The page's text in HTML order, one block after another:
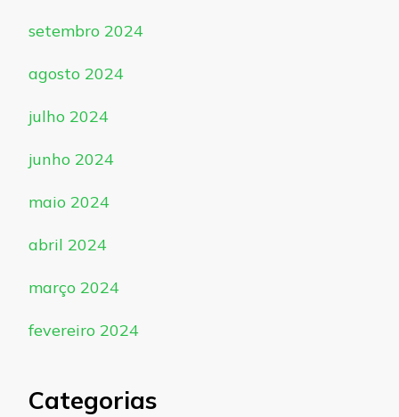
setembro 2024
agosto 2024
julho 2024
junho 2024
maio 2024
abril 2024
março 2024
fevereiro 2024
Categorias